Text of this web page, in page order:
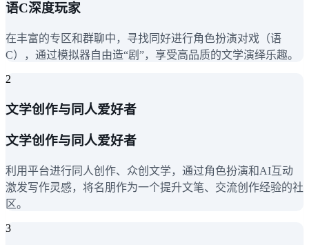
语C深度玩家
在丰富的专区和群聊中，寻找同好进行角色扮演对戏（语
C），通过模拟器自由造“剧”，享受高品质的文学演绎乐趣。
2
文学创作与同人爱好者
文学创作与同人爱好者
利用平台进行同人创作、众创文学，通过角色扮演和AI互动
激发写作灵感，将名朋作为一个提升文笔、交流创作经验的社
区。
3